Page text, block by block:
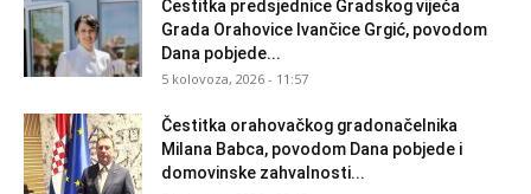
Čestitka predsjednice Gradskog vijeća
Grada Orahovice Ivančice Grgić, povodom
Dana pobjede...
5 kolovoza, 2026 - 11:57
Čestitka orahovačkog gradonačelnika
Milana Babca, povodom Dana pobjede i
domovinske zahvalnosti...